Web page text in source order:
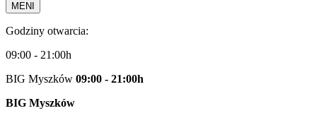
MENI
Godziny otwarcia:
09:00 - 21:00h
BIG Myszków 09:00 - 21:00h
BIG Myszków